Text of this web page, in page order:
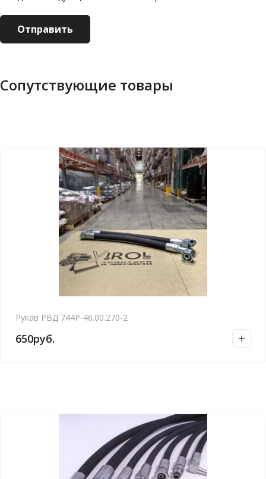
Сопутствующие товары
Рукав РВД 744Р-46.00.270-2
650руб.